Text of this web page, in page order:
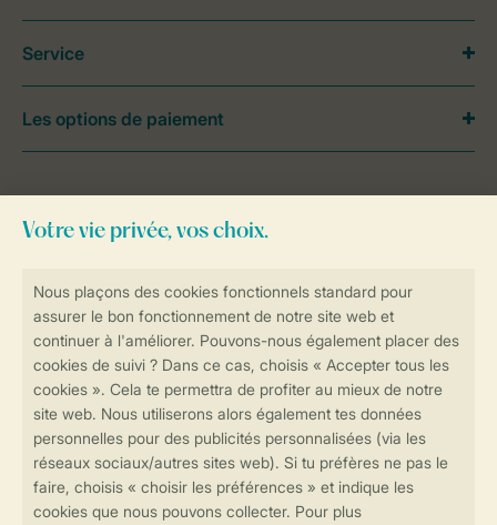
Réservations en ligne rapides et sécurisées
Transmission sécurisée des données
Paiement sécurisé
contactez notreContact Center.
Service
Les options de paiement